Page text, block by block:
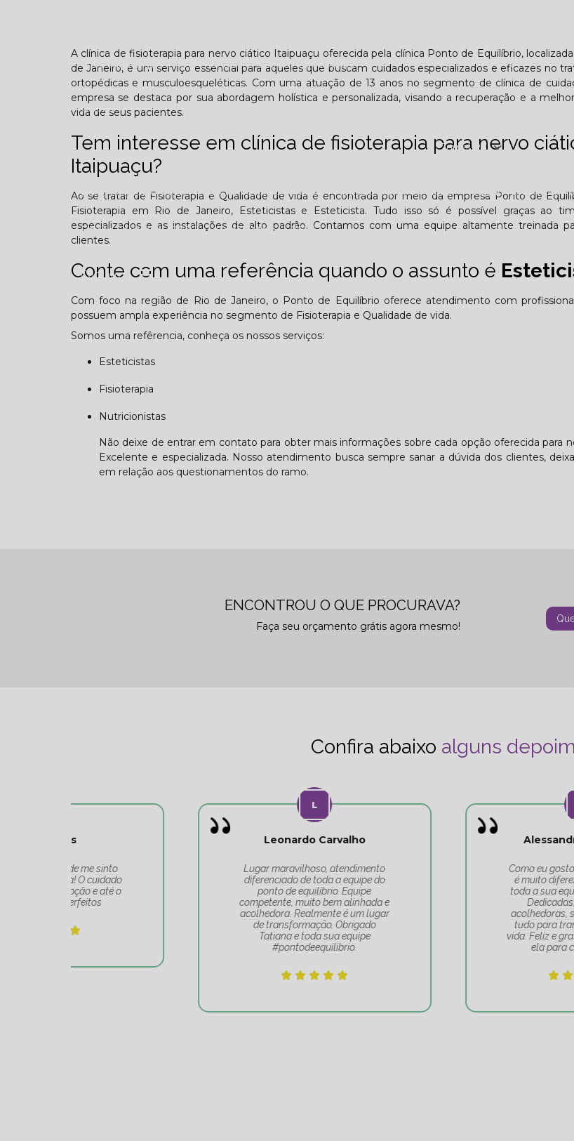
Você sabe o que é TOD (Transtorno opositivo desafiador)?
Galeria
Jornal PE
Edição Agosto - 2025 Edição Setembro - 2025 Edição Outubro - 2025 Edição Novembro -
Edição Fevereiro - 2026 Edição Março - 2026
Contato
A clínica de fisioterapia para nervo ciático Itaipuaçu oferecida pela clínica Ponto de Equilíbrio,
de Janeiro, é um serviço essencial para aqueles que buscam cuidados especializados e eficazes no
ortopédicas e musculoesqueléticas. Com uma atuação de 13 anos no segmento de clínica de
empresa se destaca por sua abordagem holística e personalizada, visando a recuperação e a
vida de seus pacientes.
Tem interesse em clínica de fisioterapia para nervo
Itaipuaçu?
Ao se tratar de Fisioterapia e Qualidade de vida é encontrada por meio da empresa Ponto de
Fisioterapia em Rio de Janeiro, Esteticistas e Esteticista. Tudo isso só é possível graças ao
especializados e as instalações de alto padrão. Contamos com uma equipe altamente treinada
clientes.
Conte com uma referência quando o assunto é
Com foco na região de Rio de Janeiro, o Ponto de Equilíbrio oferece atendimento com
possuem ampla experiência no segmento de Fisioterapia e Qualidade de vida.
Somos uma refêrencia, conheça os nossos serviços:
Esteticistas
Fisioterapia
Nutricionistas
Não deixe de entrar em contato para obter mais informações sobre cada opção oferecida para
Excelente e especializada. Nosso atendimento busca sempre sanar a dúvida dos clientes,
em relação aos questionamentos do ramo.
ENCONTROU O QUE PROCURAVA?
Faça seu orçamento grátis agora mesmo!
Confira abaixo alguns
Lugar maravilhoso, atendimento
diferenciado de toda a equipe do
competente, muito bem alinhada e
acolhedora. Realmente é um lugar
de transformação. Obrigado
Alessandra Rodrigues
Como eu gosto deste lugar! A Tati
é muito diferenciada, e por isso,
toda a sua equipe é maravilhosa.
acolhedoras, sempre fazendo de
tudo para transformar a nossa
vida. Feliz e grata por ter escolhido